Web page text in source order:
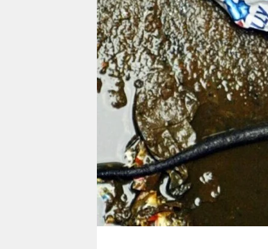
nord
wahrheit
verlag
verlag
veranstaltungen
shop
fragen & hilfe
unterstützen
abo
genossenschaft